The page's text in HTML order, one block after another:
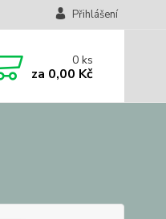
Přihlášení
0ks
za 0,00 Kč